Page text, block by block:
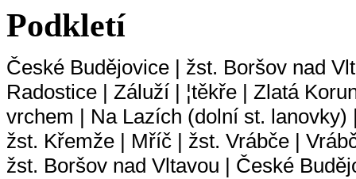
Podkletí
České Budějovice | žst. Boršov nad
Radostice | Záluží | ¦těkře | Zlatá
vrchem | Na Lazích (dolní st.
žst. Křemže | Mříč | žst. Vrábče |
žst. Boršov nad Vltavou | České